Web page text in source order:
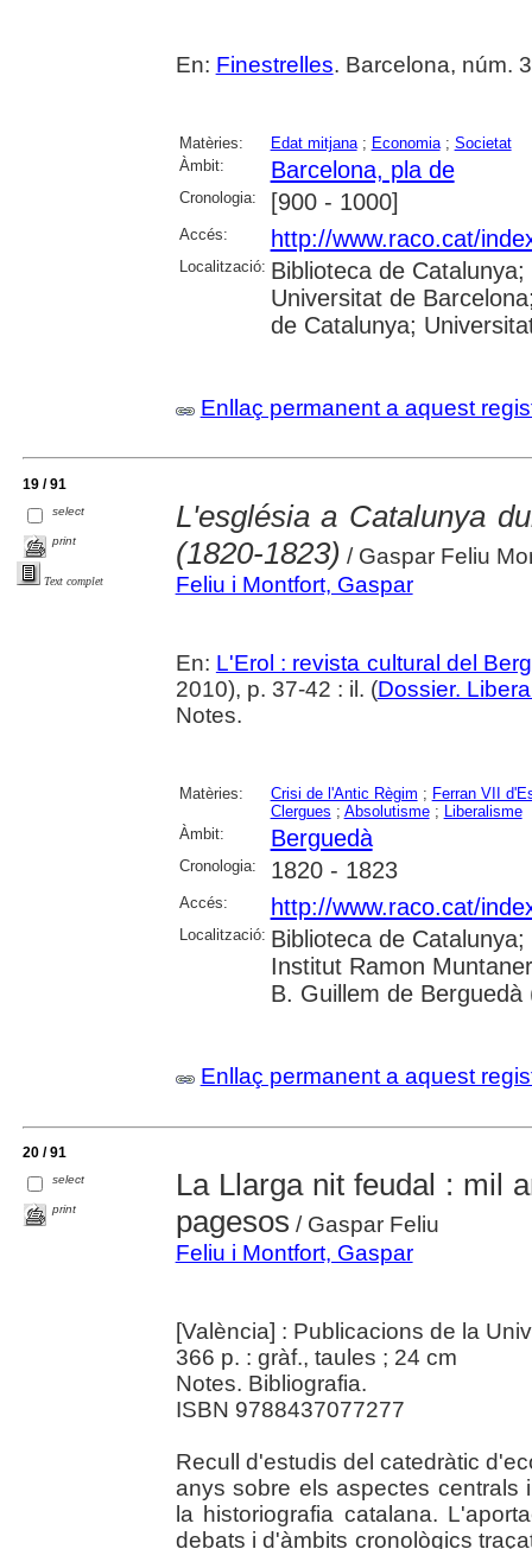
En: Finestrelles. Barcelona, núm.
Matèries: Edat mitjana; Economia; Societat
Àmbit:
Barcelona, pla de
Cronologia: [900 - 1000]
Accés: http://www.raco.cat/
Localització: Biblioteca de
Universitat de
de Catalunya;
Enllaç permanent a aquest
19 / 91
select
print
Text complet
L'església a Catalunya
(1820-1823) / Gaspar Feliu
Feliu i Montfort, Gaspar
En: L'Erol : revista cultural del
2010), p. 37-42 : il. (Dossier.
Notes.
Matèries: Crisi de l'Antic Règim ; Ferran VII
Clergues ; Absolutisme; Liberalisme
Àmbit:
Berguedà
Cronologia: 1820 - 1823
Accés: http://www.raco.cat/
Localització: Biblioteca de
Institut Ramon
B. Guillem de Berguedà
Enllaç permanent a aquest
20 / 91
select
print
La Llarga nit feudal : mil
pagesos / Gaspar Feliu
Feliu i Montfort, Gaspar
[València] : Publicacions de la
366 p. : gràf., taules ; 24 cm
Notes. Bibliografia.
ISBN 9788437077277
Recull d'estudis del catedràtic
anys sobre els aspectes centrals
la historiografia catalana.
debats i d'àmbits cronològics